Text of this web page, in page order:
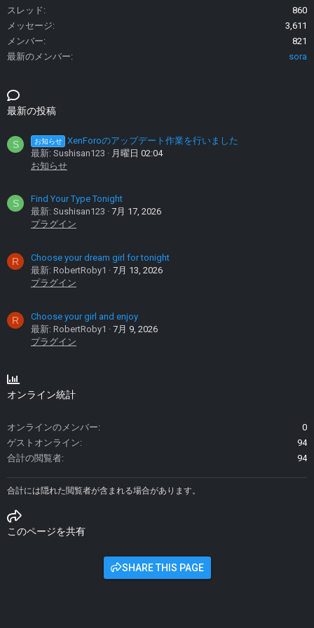
スレッド
860
メッセージ
3,611
メンバー
821
最新のメンバー
sora
最新の投稿
S お知らせ XenForoのアップデート作業を行いました
最新: Sushisan123
月曜日 02:04
お知らせ
S
Find Your Type Tonight
最新: Sushisan123
7月 17, 2026
プラグイン
R
Choose your dream girl for tonight
最新: RobertRoby1
7月 13, 2026
プラグイン
R
Choose your girl and enjoy
最新: RobertRoby1
7月 9, 2026
プラグイン
オンライン統計
オンラインのメンバー
0
ゲストオンライン
94
合計の閲覧者
94
合計には隠れた閲覧者が含まれる場合があります。
このページを共有
SHARE THIS PAGE